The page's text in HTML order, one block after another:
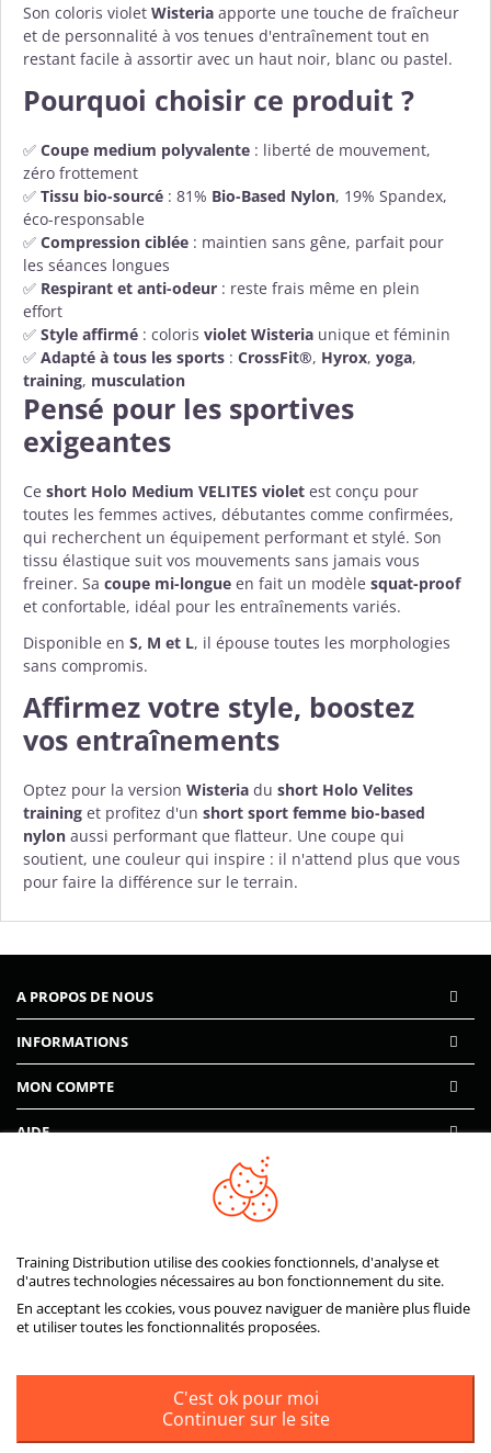
Son coloris violet Wisteria apporte une touche de fraîcheur
et de personnalité à vos tenues d'entraînement tout en
restant facile à assortir avec un haut noir, blanc ou pastel.
Pourquoi choisir ce produit ?
✅ Coupe medium polyvalente : liberté de mouvement,
zéro frottement
✅ Tissu bio-sourcé : 81% Bio-Based Nylon, 19% Spandex,
éco-responsable
✅ Compression ciblée : maintien sans gêne, parfait pour
les séances longues
✅ Respirant et anti-odeur : reste frais même en plein
effort
✅ Style affirmé : coloris violet Wisteria unique et féminin
✅ Adapté à tous les sports : CrossFit®, Hyrox, yoga,
training, musculation
Pensé pour les sportives
exigeantes
Ce short Holo Medium VELITES violet est conçu pour
toutes les femmes actives, débutantes comme confirmées,
qui recherchent un équipement performant et stylé. Son
tissu élastique suit vos mouvements sans jamais vous
freiner. Sa coupe mi-longue en fait un modèle squat-proof
et confortable, idéal pour les entraînements variés.
Disponible en S, M et L, il épouse toutes les morphologies
sans compromis.
Affirmez votre style, boostez
vos entraînements
Optez pour la version Wisteria du short Holo Velites
training et profitez d'un short sport femme bio-based
nylon aussi performant que flatteur. Une coupe qui
soutient, une couleur qui inspire : il n'attend plus que vous
pour faire la différence sur le terrain.
A PROPOS DE NOUS
INFORMATIONS
MON COMPTE
Training Distribution utilise des cookies fonctionnels, d'analyse et
d'autres technologies nécessaires au bon fonctionnement du site.
En acceptant les ccokies, vous pouvez naviguer de manière plus fluide
et utiliser toutes les fonctionnalités proposées.
C'est ok pour moi
Continuer sur le site
AIDE